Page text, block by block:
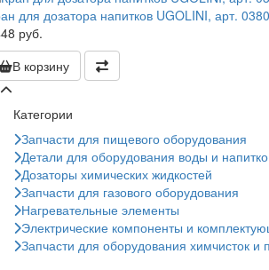
для дозатора напитков UGOLINI, арт.
руб.
В корзину
Категории
Запчасти для пищевого оборудования
Детали для оборудования воды и
Дозаторы химических жидкостей
Запчасти для газового оборудования
Нагревательные элементы
Электрические компоненты и
Запчасти для оборудования химчисток и